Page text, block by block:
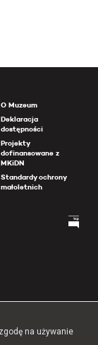
O Muzeum
Deklaracja
dostępności
Projekty
dofinansowane z
MKiDN
Standardy ochrony
małoletnich
na używanie